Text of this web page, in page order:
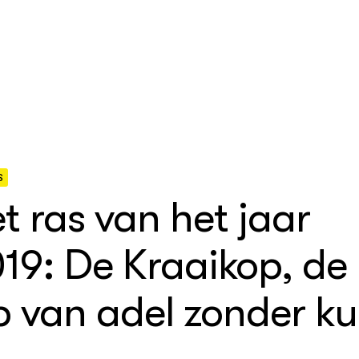
Wageningen Plant
ras van het jaar
De Kraaikop, de
van adel zonder